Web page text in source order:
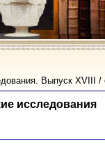
Выпуск XVIII
исследования